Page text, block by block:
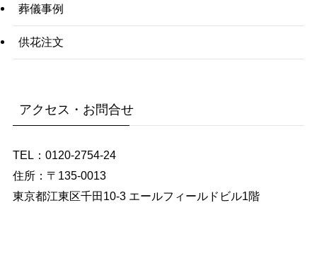
葬儀事例
供花注文
アクセス・お問合せ
TEL：0120-2754-24
住所：〒135-0013
東京都江東区千田10-3 エールフィールドビル1階